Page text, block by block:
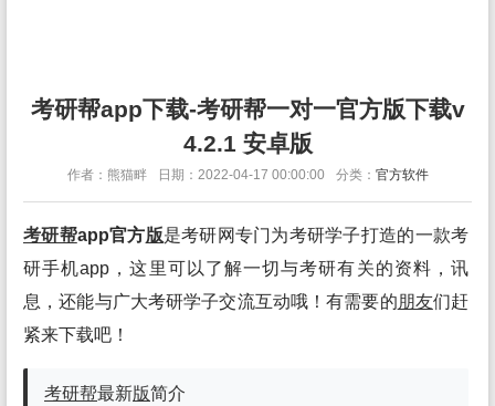
考研帮app下载-考研帮一对一官方版下载v
4.2.1 安卓版
作者：熊猫畔 日期：2022-04-17 00:00:00 分类： 官方软件
考研帮app官方版是考研网专门为考研学子打造的一款考
研手机app，这里可以了解一切与考研有关的资料，讯
息，还能与广大考研学子交流互动哦！有需要的朋友们赶
紧来下载吧！
考研帮最新版简介